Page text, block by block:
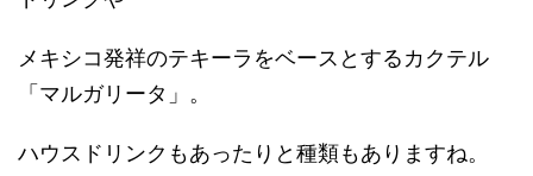
メキシコ発祥のテキーラをベースとするカクテル
「マルガリータ」。
ハウスドリンクもあったりと種類もありますね。